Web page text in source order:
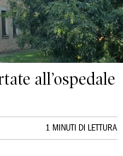
all’ospedale
1 MINUTI DI LETTURA